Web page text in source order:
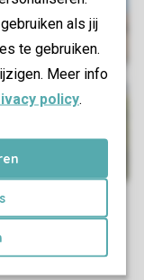
als jij
te gebruiken.
Meer info
policy.